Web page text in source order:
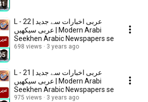
L - 22 | عربی اخبارات سے جديد
عربی سیکھیں | Modern Arabi
Seekhen Arabic Newspapers se
698 views 3 years ago
L - 21 | عربی اخبارات سے جديد
عربی سیکھیں | Modern Arabi
Seekhen Arabic Newspapers se
975 views 3 years ago